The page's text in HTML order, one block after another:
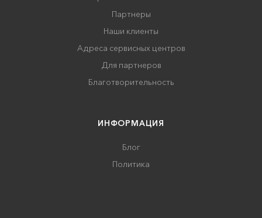
Партнеры
Наши клиенты
Адреса сервисных центров
Для партнеров
Благотворительность
ИНФОРМАЦИЯ
Блог
Политика